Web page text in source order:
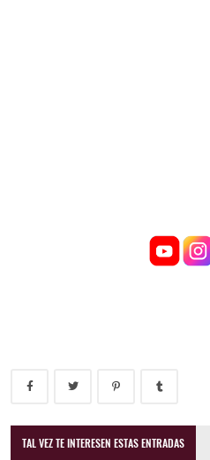
TAL VEZ TE INTERESEN ESTAS ENTRADAS